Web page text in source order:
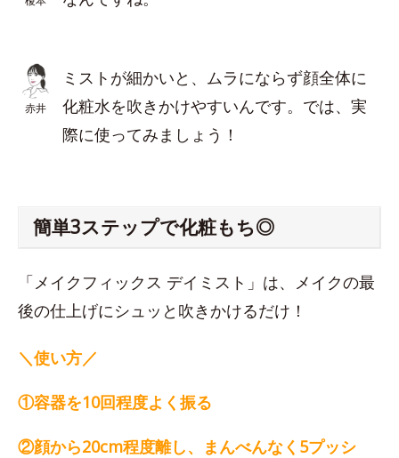
赤井
ミストが細かいと、ムラにならず顔全体に
化粧水を吹きかけやすいんです。では、実
際に使ってみましょう！
簡単3ステップで化粧もち◎
「メイクフィックス デイミスト」は、メイクの最
後の仕上げにシュッと吹きかけるだけ！
＼使い方／
①容器を10回程度よく振る
②顔から20cm程度離し、まんべんなく5プッシ